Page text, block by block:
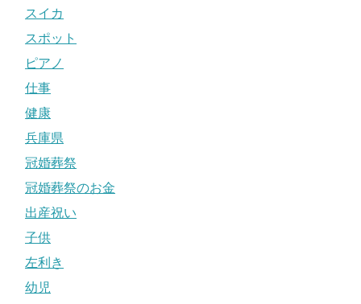
スイカ
スポット
ピアノ
仕事
健康
兵庫県
冠婚葬祭
冠婚葬祭のお金
出産祝い
子供
左利き
幼児